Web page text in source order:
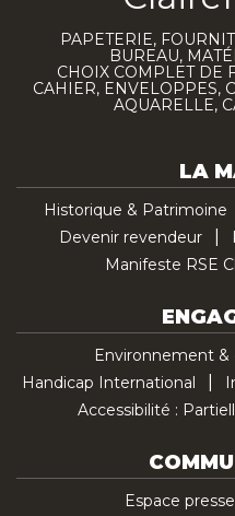
PAPETERIE,
BUREAU,
CHOIX COMPLET DE
CAHIER, ENVELOPPES,
AQUARELLE,
LA
Historique & Patrimoine
Devenir revendeur
Manifeste RSE
Environnement &
Handicap International
Accessibilité :
Espace presse